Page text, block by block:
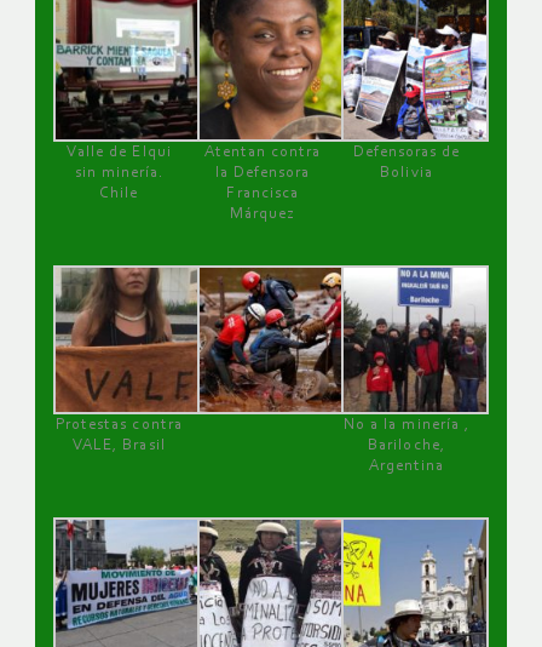
Valle de Elqui
sin minería.
Chile
Atentan contra
la Defensora
Francisca
Márquez
Defensoras de
Bolivia
Protestas contra
VALE, Brasil
No a la minería ,
Bariloche,
Argentina